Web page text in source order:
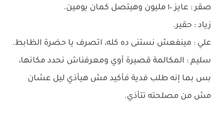
صقر : عايز ١٠ مليون وهيتصل كمان يومين.
زياد : حقير.
علي : مينفعش نستنى ده كله، اتصرف يا حضرة الظابط.
سليم : المكالمة قصيرة أوي ومعرفناش نحدد مكانها،
بس بما إنه طلب فدية فأكيد مش هيأذي ليل عشان
مش من مصلحته تتأذي.